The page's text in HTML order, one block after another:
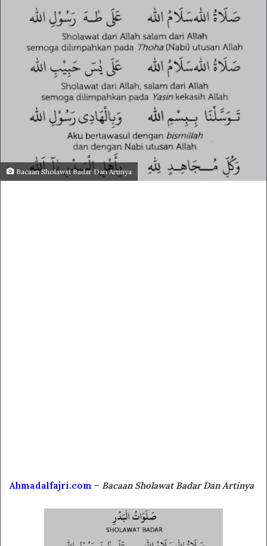
Bacaan Sholawat Badar Dan Artinya
Ahmadalfajri.com – Bacaan Sholawat Badar Dan Artinya